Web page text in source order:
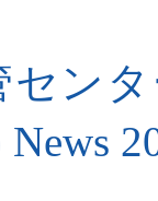
セン
News